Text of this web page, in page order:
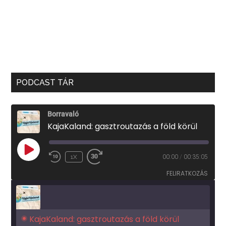
PODCAST TÁR
Borravaló
KajaKaland: gasztroutazás a föld körül
PLAY
EPISODE
1X 00:00 / 00:35:05
FELIRATKOZÁS
KajaKaland: gasztroutazás a föld körül